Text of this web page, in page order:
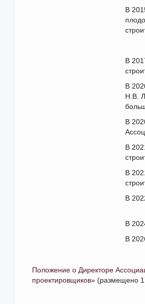
В
В
В
Н.В.
В
В
В
В
В
В
Положение о Директоре
проектировщиков» (размещено